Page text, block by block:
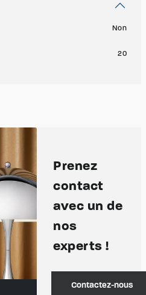
Non
20
Prenez
contact
avec un de
nos
experts !
Contactez-nous